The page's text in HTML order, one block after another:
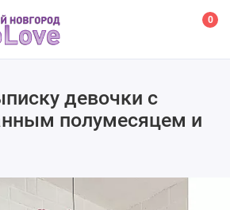
0
девочки с
полумесяцем и